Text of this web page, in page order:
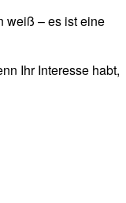
weiß – es ist eine
Ihr Interesse habt,